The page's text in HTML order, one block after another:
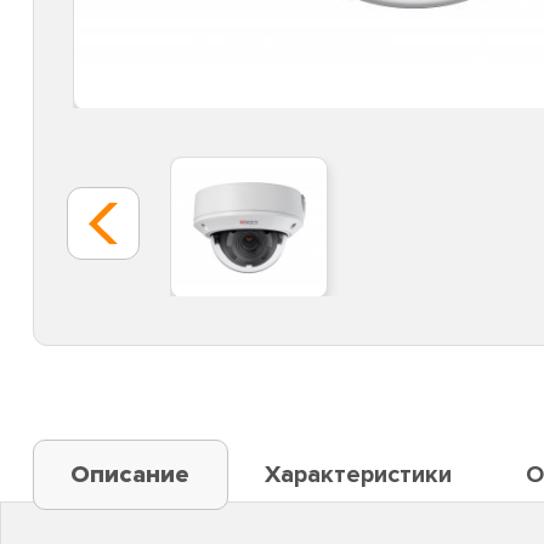
Описание Характеристики